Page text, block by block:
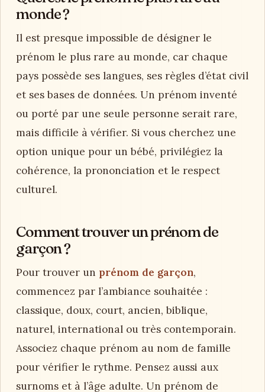
Quel est le prénom le plus rare ?
Le prénom le plus rare dépend du pays, de
l’année et des registres consultés. En France,
certains prénomsne sont attribués qu’à
quelques bébés, voire apparaissent trop peu
pour être publiés en détail. Plutôt que
rechercher un record, mieux vaut choisir un
prénom rare mais lisible, avec une
orthographe claire et une sonorité que l’enfant
pourra expliquer facilement.
Quel est le prénom le plus rare au
monde ?
Il est presque impossible de désigner le
prénom le plus rare au monde, car chaque
pays possède ses langues, ses règles d’état civil
et ses bases de données. Un prénom inventé
ou porté par une seule personne serait rare,
mais difficile à vérifier. Si vous cherchez une
option unique pour un bébé, privilégiez la